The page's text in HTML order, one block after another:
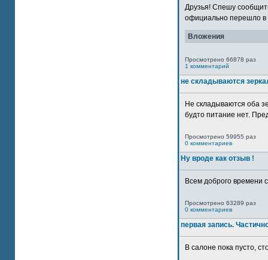
Друзья! Спешу
официально перешло в
Вложения
Просмотрено 66878 раз
1 комментарий
не складываются
Не складываются оба
будто питание нет.
Просмотрено 59955 раз
0 комментариев
Ну вроде как отзыв !
Всем доброго времени
Просмотрено 63289 раз
0 комментариев
первая запись.
В салоне пока пусто,